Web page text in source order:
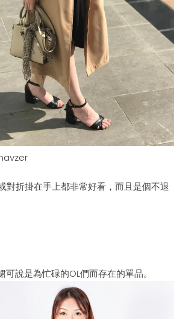
對折掛在手上都非常好看，而且是個不退
可說是為忙碌的OL們而存在的單品。